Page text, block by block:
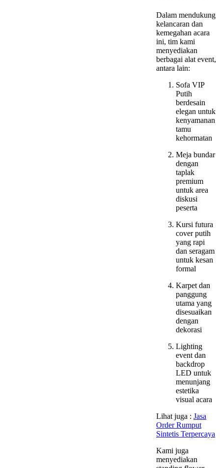
Dalam mendukung
kelancaran dan
kemegahan acara
ini, tim kami
menyediakan
berbagai alat event,
antara lain:
Sofa VIP
Putih
berdesain
elegan untuk
kenyamanan
tamu
kehormatan
Meja bundar
dengan
taplak
premium
untuk area
diskusi
peserta
Kursi futura
cover putih
yang rapi
dan seragam
untuk kesan
formal
Karpet dan
panggung
utama yang
disesuaikan
dengan
dekorasi
Lighting
event dan
backdrop
LED untuk
menunjang
estetika
visual acara
Lihat juga : Jasa
Order Rumput
Sintetis Terpercaya
Kami juga
menyediakan